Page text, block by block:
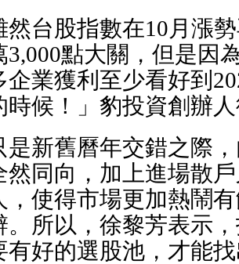
然台股指數在10月漲
3,000點大關，但是因
企業獲利至少看好到
時候！」豹投資創辦
是新舊曆年交錯之際
然同向，加上進場散
，使得市場更加熱鬧
。所以，徐黎芳表示
有好的選股池，才能